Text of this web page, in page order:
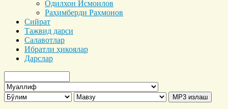
Одилхон Исмоилов
Раҳимберди Раҳмонов
Сийрат
Тажвид дарси
Салавотлар
Ибратли ҳикоялар
Дарслар